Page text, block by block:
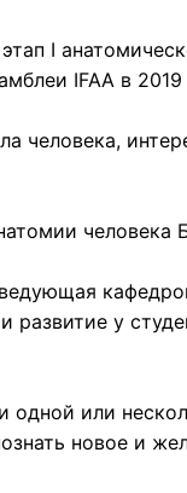
I
IFAA в 2019
человека,
человека
у
одной или
новое и